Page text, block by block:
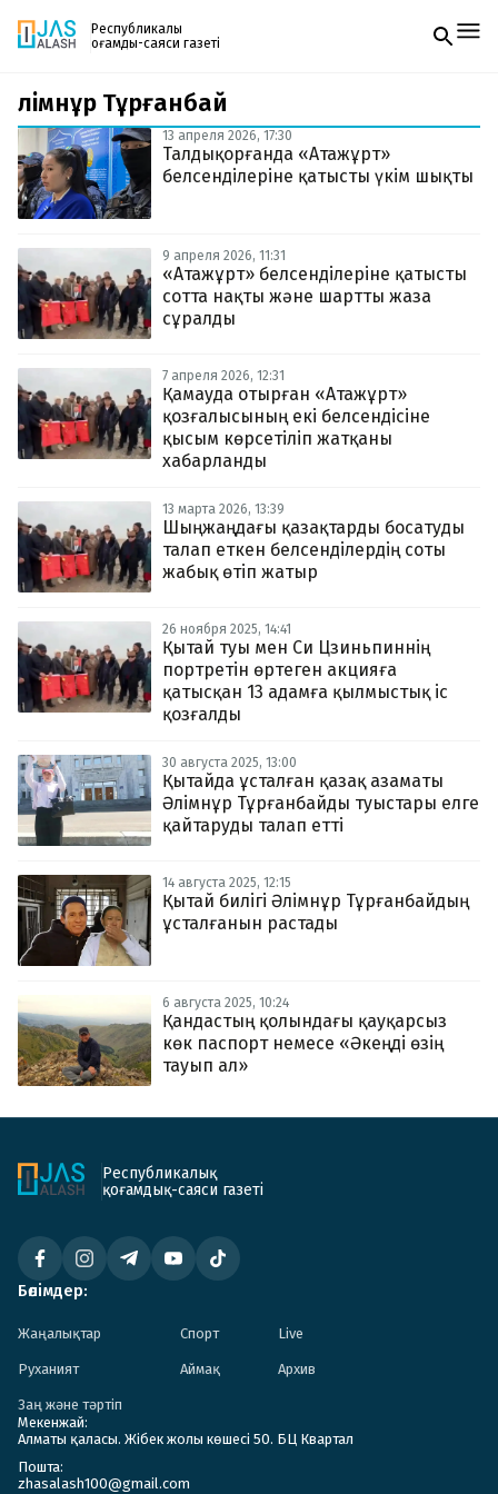
Республикалық
қоғамдық-саяси газеті
Жаңалықтар
Спорт
Live
Руханият
Аймақ
Архив
Заң және тәртіп
Редакциямен байланыс
+7 708 604 51 06
Жарнама бөлімі
Пошта
zhasalash100@gmail.com
Газетке жазылу
PDF форматтағы газетті ай сайын электронды
поштаңызға алып отырыңыз. Жаңа нөмір
шыққан сәтте сізге бірден жіберіледі. Тек email
Әлімнұр Тұрғанбай
13 апреля 2026, 17:30
Талдықорғанда «Атажұрт»
белсенділеріне қатысты үкім шықты
9 апреля 2026, 11:31
«Атажұрт» белсенділеріне қатысты
сотта нақты және шартты жаза
сұралды
7 апреля 2026, 12:31
Қамауда отырған «Атажұрт»
қозғалысының екі белсендісіне
қысым көрсетіліп жатқаны
хабарланды
13 марта 2026, 13:39
Шыңжаңдағы қазақтарды босатуды
талап еткен белсенділердің соты
жабық өтіп жатыр
26 ноября 2025, 14:41
Қытай туы мен Си Цзиньпиннің
портретін өртеген акцияға
қатысқан 13 адамға қылмыстық іс
қозғалды
30 августа 2025, 13:00
Қытайда ұсталған қазақ азаматы
Әлімнұр Тұрғанбайды туыстары елге
қайтаруды талап етті
14 августа 2025, 12:15
Қытай билігі Әлімнұр Тұрғанбайдың
ұсталғанын растады
6 августа 2025, 10:24
Қандастың қолындағы қауқарсыз
көк паспорт немесе «Әкеңді өзің
тауып ал»
Республикалық
қоғамдық-саяси газеті
Бөлімдер:
Жаңалықтар Спорт Live
Руханият Аймақ Архив
Заң және тәртіп
Мекенжай:
Алматы қаласы. Жібек жолы көшесі 50. БЦ Квартал
Пошта:
zhasalash100@gmail.com